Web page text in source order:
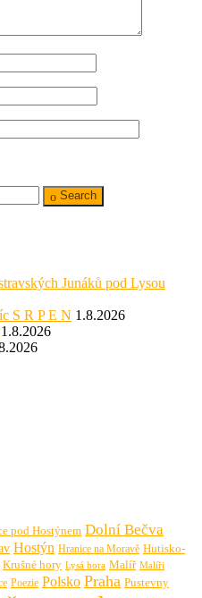
Search
Junáků pod Lysou
S R P E N 1.8.2026
1.8.2026
pod Hostýnem Dolní Bečva
Hostýn Hranice na Moravě Hutisko-
Krušné hory Lysá hora Malíř Malíři
Poezie Polsko Praha Pustevny